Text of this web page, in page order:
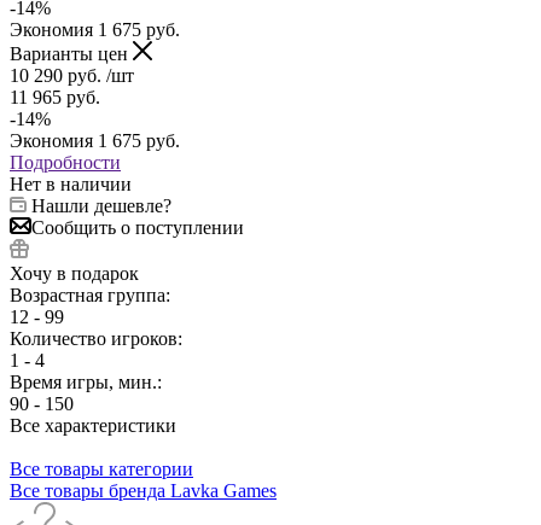
-14%
Экономия 1 675 руб.
Варианты цен
10 290 руб. /шт
11 965 руб.
-14%
Экономия 1 675 руб.
Подробности
Нет в наличии
Нашли дешевле?
Сообщить о поступлении
Хочу в подарок
Возрастная группа:
12 - 99
Количество игроков:
1 - 4
Время игры, мин.:
90 - 150
Все характеристики
Все товары категории
Все товары бренда Lavka Games